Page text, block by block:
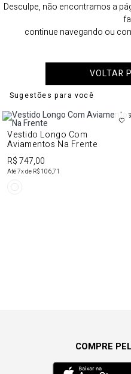
Desculpe, não encontramos a
continue navegando ou
VOLTAR
Sugestões para você
Vestido Longo Com
Aviamentos Na Frente
R$ 747,00
Até7x de R$ 106,71
COMPRE